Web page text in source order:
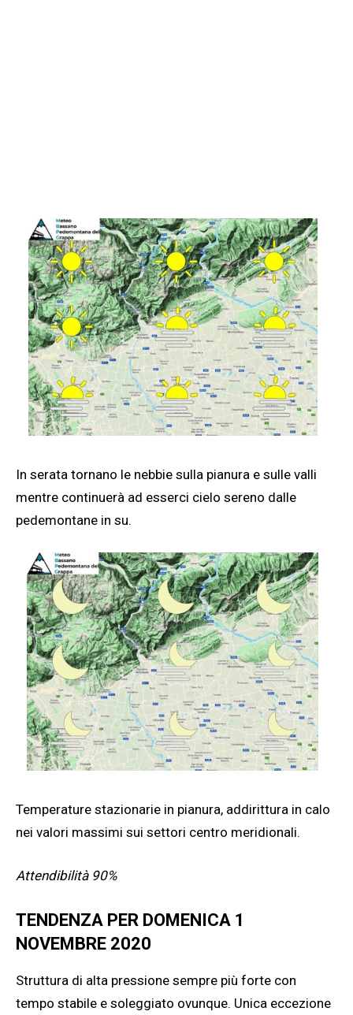
In serata tornano le nebbie sulla pianura e sulle valli
mentre continuerà ad esserci cielo sereno dalle
pedemontane in su.
Temperature stazionarie in pianura, addirittura in calo
nei valori massimi sui settori centro meridionali.
Attendibilità 90%
TENDENZA PER DOMENICA 1
NOVEMBRE 2020
Struttura di alta pressione sempre più forte con
tempo stabile e soleggiato ovunque. Unica eccezione